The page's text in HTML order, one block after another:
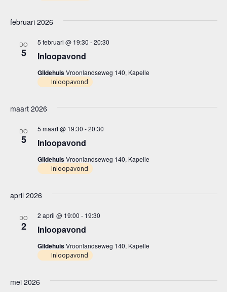
februari 2026
DO
5 Inloopavond
5 februari @ 19:30 -20:30
GildehuisVroonlandseweg 140, Kapelle
Inloopavond
maart 2026
DO
5 Inloopavond
5 maart @ 19:30 -20:30
GildehuisVroonlandseweg 140, Kapelle
Inloopavond
april 2026
DO
2 Inloopavond
2 april @ 19:00 - 19:30
GildehuisVroonlandseweg 140, Kapelle
Inloopavond
mei 2026